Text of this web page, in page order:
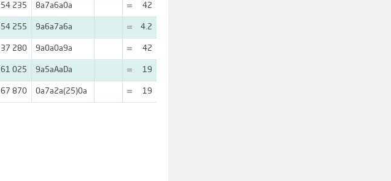
54 235 8a7a6a0a 42
54 255 9a6a7a6a 4.2
37 280 9a0a0a9a 42
61 025 9a5aAaDa 19
67 870 0a7a2a(25)0a 19